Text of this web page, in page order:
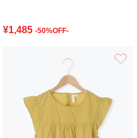
¥1,485 -50%OFF-